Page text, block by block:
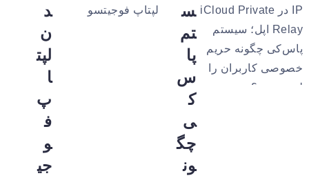
س
تم
پا
س‌
ک
ی
چگ
ون
د
ن
لپت
ا
پ
ف
و
جی